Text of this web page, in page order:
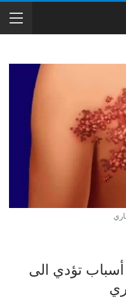
أسباب الحزام الناري 5 أسباب تؤدي الى